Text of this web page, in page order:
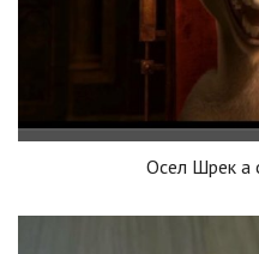
Осел Шрек а